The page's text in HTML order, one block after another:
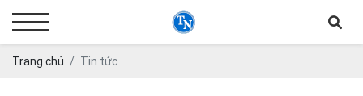
Trang chủ Tin tức